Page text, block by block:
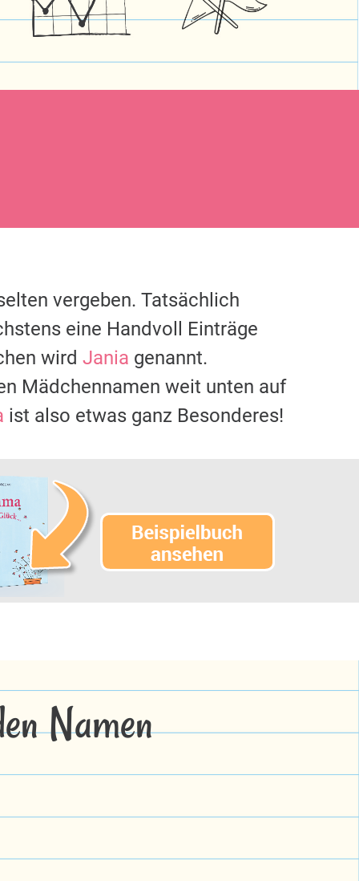
vergeben. Tatsächlich
eine Handvoll Einträge
wird Jania genannt.
Mädchennamen weit unten auf
ist also etwas ganz Besonderes!
Namen